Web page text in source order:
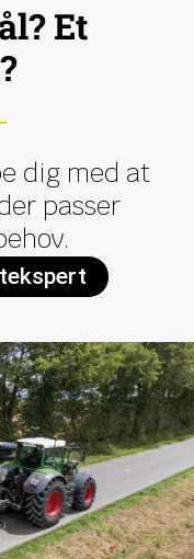
Et
dig med at
passer